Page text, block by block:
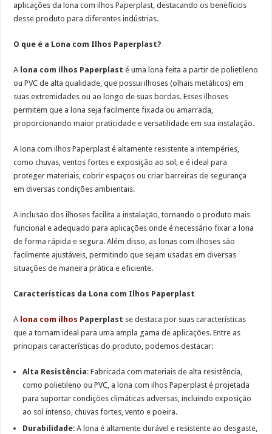
aplicações da lona com ilhos Paperplast, destacando os benefícios
desse produto para diferentes indústrias.
O que é a Lona com Ilhos Paperplast?
A lona com ilhos Paperplast é uma lona feita a partir de polietileno
ou PVC de alta qualidade, que possui ilhoses (olhais metálicos) em
suas extremidades ou ao longo de suas bordas. Esses ilhoses
permitem que a lona seja facilmente fixada ou amarrada,
proporcionando maior praticidade e versatilidade em sua instalação.
A lona com ilhos Paperplast é altamente resistente a intempéries,
como chuvas, ventos fortes e exposição ao sol, e é ideal para
proteger materiais, cobrir espaços ou criar barreiras de segurança
em diversas condições ambientais.
A inclusão dos ilhoses facilita a instalação, tornando o produto mais
funcional e adequado para aplicações onde é necessário fixar a lona
de forma rápida e segura. Além disso, as lonas com ilhoses são
facilmente ajustáveis, permitindo que sejam usadas em diversas
situações de maneira prática e eficiente.
Características da Lona com Ilhos Paperplast
A lona com ilhos Paperplast se destaca por suas características
que a tornam ideal para uma ampla gama de aplicações. Entre as
principais características do produto, podemos destacar:
Alta Resistência: Fabricada com materiais de alta resistência,
como polietileno ouPVC, a lona com ilhos Paperplast é projetada
para suportar condições climáticas adversas, incluindo exposição
ao sol intenso, chuvas fortes, vento e poeira.
Durabilidade: A lona é altamente durável e resistente ao desgaste,